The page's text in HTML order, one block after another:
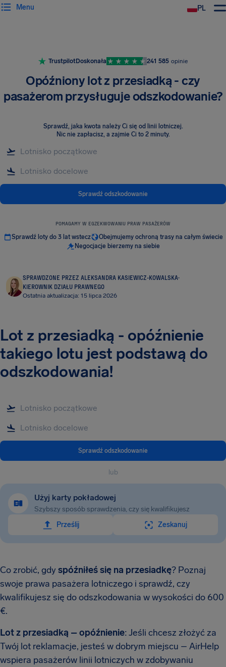
PL
Menu
TrustpilotDoskonała 241 585 opinie
Opóźniony lot z przesiadką - czy
pasażerom przysługuje odszkodowanie?
Sprawdź, jaka kwota należy Ci się od linii lotniczej.
Nic nie zapłacisz, a zajmie Ci to 2 minuty.
Sprawdź odszkodowanie
POMAGAMY W EGZEKWOWANIU PRAW PASAŻERÓW
Sprawdź loty do 3 lat wstecz
Obejmujemy ochroną trasy na całym świecie
Negocjacje bierzemy na siebie
SPRAWDZONE PRZEZ ALEKSANDRA KASIEWICZ-KOWALSKA·
KIEROWNIK DZIAŁU PRAWNEGO
Ostatnia aktualizacja: 15 lipca 2026
Lot z przesiadką - opóźnienie
takiego lotu jest podstawą do
odszkodowania!
Sprawdź odszkodowanie
lub
Użyj karty pokładowej
Szybszy sposób sprawdzenia, czy się kwalifikujesz
Prześlij
Zeskanuj
Co zrobić, gdyspóźniłeś się na przesiadkę? Poznaj
swoje prawa pasażera lotniczego i sprawdź, czy
kwalifikujesz się do odszkodowania w wysokości do 600
€.
Lot z przesiadką – opóźnienie: Jeśli chcesz złożyć za
Twój lot reklamacje, jesteś w dobrym miejscu – AirHelp
wspiera pasażerów linii lotniczych w zdobywaniu